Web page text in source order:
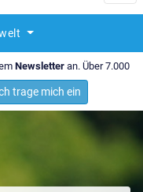
Newsletter an. Über 7.000
trage mich ein